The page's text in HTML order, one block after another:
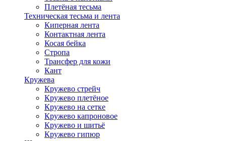
Плетёная тесьма
Техническая тесьма и лента
Киперная лента
Контактная лента
Косая бейка
Стропа
Трансфер для кожи
Кант
Кружева
Кружево стрейч
Кружево плетёное
Кружево на сетке
Кружево капроновое
Кружево и шитьё
Кружево гипюр